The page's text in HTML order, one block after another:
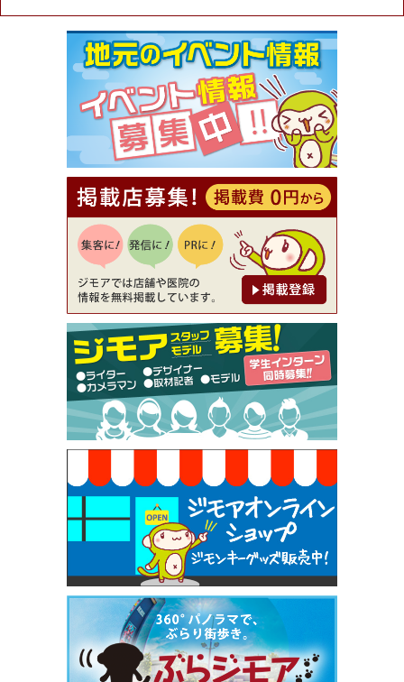
ュラル＆ハンドメイドショップ［マキマキ］）
[有効期限]2026年9月30日まで
【ジモア限定①】初回割引 特価 VIO脱毛11,000円
⇒8,800円（メンズ専門ワックス脱毛サロン Mickle
（ミックル））
[有効期限]2026年9月30日
【ジモア読者特典2】コース 3,500円→3,000円（料
理5品+2時間飲み放題）（創作イタリアン Pia Cu
ore（ピアクオーレ））
[有効期限]2026年9月30日
【ジモア読者特典1】料理全品20％OFF ※18時以
降（創作イタリアン Pia Cuore（ピアクオーレ））
[有効期限]2026年9月30日
【ジモア限定②】初回割引 特価 鼻毛脱毛 半額 2,2
00円⇒1,100円（メンズ専門ワックス脱毛サロン Mi
ckle（ミックル））
[有効期限]2026年9月30日
【ジモア限定特典①】まつ毛カール 3,850円→ 2,7
50円（Premiere（プルミエール））
[有効期限]2026年9月30日
焼き餃子 一皿サービス（餃子酒場たっちゃん 西
早稲田店）
[有効期限]2026年9月30日